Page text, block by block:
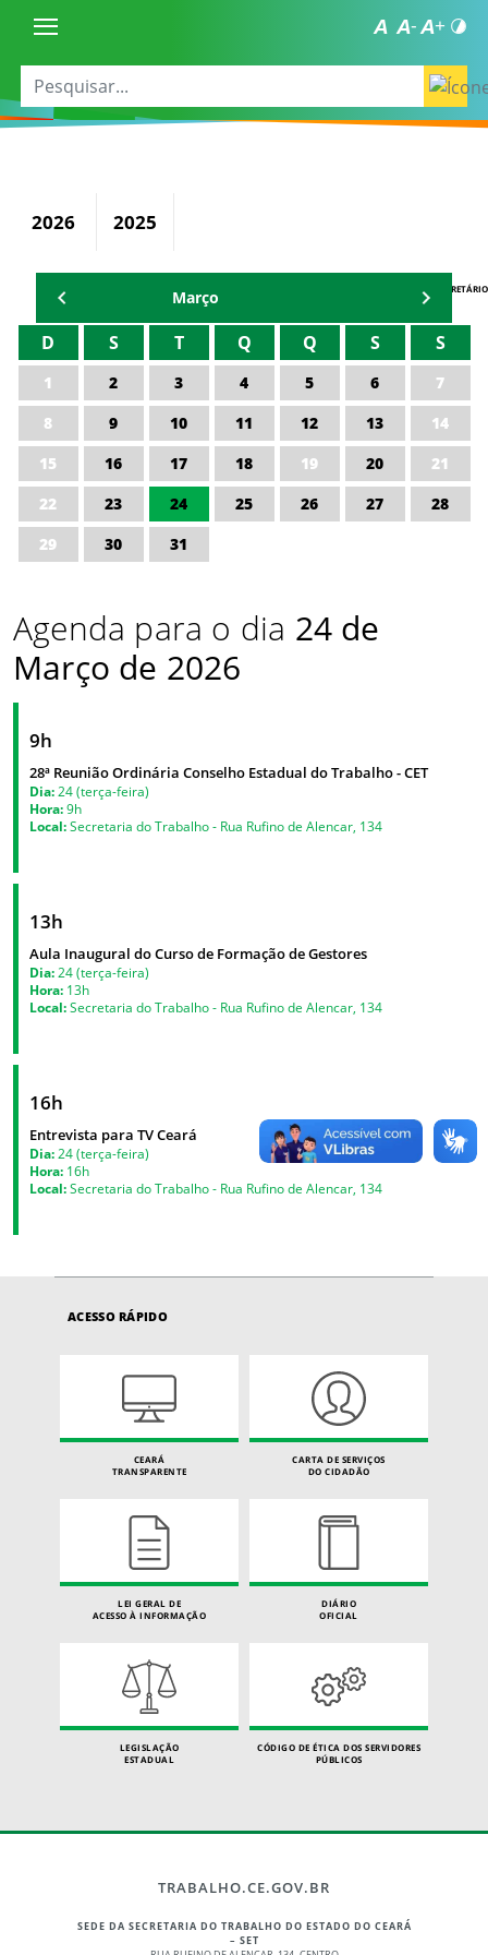
2026 2025
AGENDA DO SECRETÁRIO
Março
D S T Q Q S S
1 2 3 4 5 6
7
8
9 10 11 12 13
14
15
16 17 18 19 20
21
22
23 24 25 26 27
28
29
30 31
Agenda para o dia 24 de
Março de 2026
9h
28ª Reunião Ordinária Conselho Estadual do Trabalho - CET
Dia: 24 (terça-feira)
Hora:9h
Local:Secretaria do Trabalho - Rua Rufino de Alencar, 134
13h
Aula Inaugural do Curso de Formação de Gestores
Dia: 24 (terça-feira)
Hora: 13h
Local:Secretaria do Trabalho - Rua Rufino de Alencar, 134
16h
Entrevista para TV Ceará
Dia: 24 (terça-feira)
Hora: 16h
Local:Secretaria do Trabalho - Rua Rufino de Alencar, 134
ACESSO RÁPIDO
CEARÁ
TRANSPARENTE
CARTA DE SERVIÇOS
DO CIDADÃO
LEI GERAL DE
ACESSO À INFORMAÇÃO
DIÁRIO
OFICIAL
LEGISLAÇÃO
ESTADUAL
CÓDIGO DE ÉTICA DOS SERVIDORES
PÚBLICOS
TRABALHO.CE.GOV.BR
SEDE DA SECRETARIA DO TRABALHO DO ESTADO DO CEARÁ
– SET